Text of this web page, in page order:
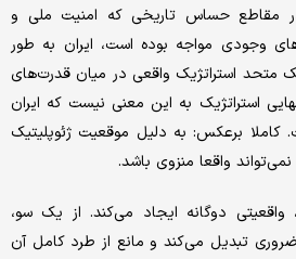
مقاطع حساس تاریخی که امنیت ملی و
وجودی مواجه بوده است، ایران به طور
متحد استراتژیک واقعی در میان قدرت‌های
استراتژیک به این معنی نیست که ایران
کاملا برعکس: به دلیل موقعیت ژئوپلیتیک
واقعا منزوی باشد.
واقعیتی دوگانه ایجاد می‌کند. از یک سو،
ضروری تبدیل می‌کند و مانع از طرد کامل آن